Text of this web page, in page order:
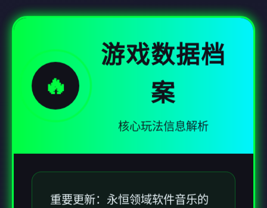
🔥
游戏数据档
案
核心玩法信息解析
重要更新：永恒领域软件音乐的